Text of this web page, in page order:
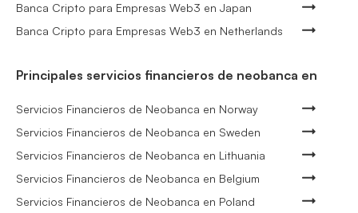
Banca Cripto para Empresas Web3 en Japan
Banca Cripto para Empresas Web3 en Netherlands
Principales servicios financieros de neobanca en
Servicios Financieros de Neobanca en Norway
Servicios Financieros de Neobanca en Sweden
Servicios Financieros de Neobanca en Lithuania
Servicios Financieros de Neobanca en Belgium
Servicios Financieros de Neobanca en Poland